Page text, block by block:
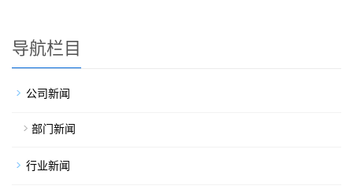
导航栏目
公司新闻
部门新闻
行业新闻